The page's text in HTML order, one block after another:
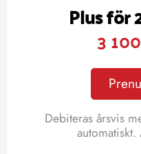
Plus för
3
Debiteras årsvis